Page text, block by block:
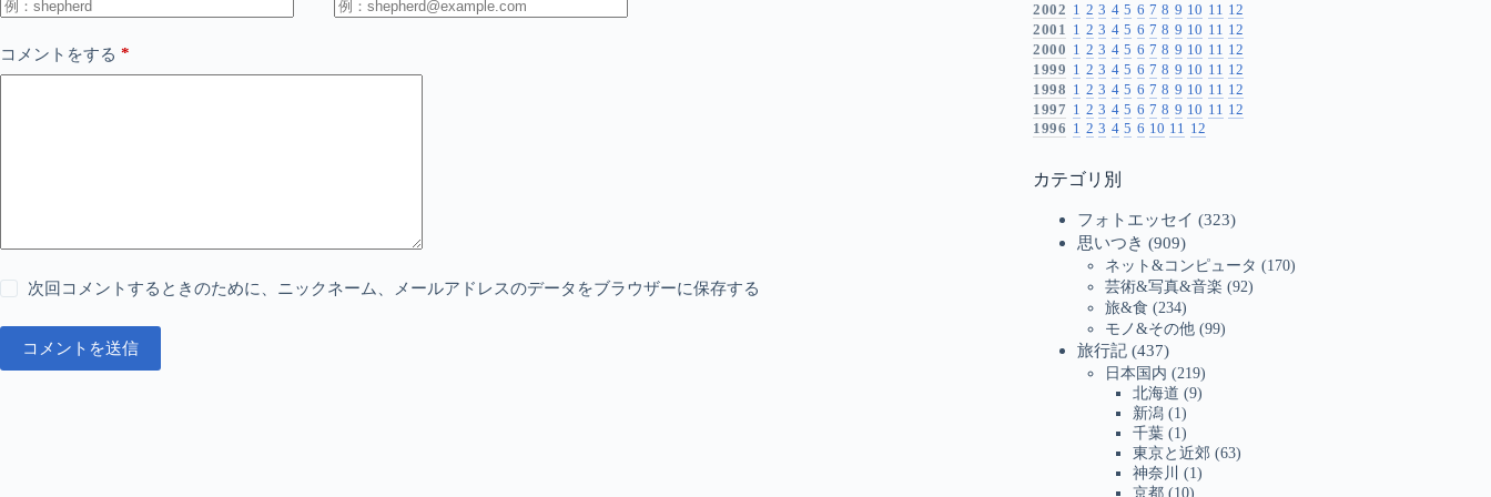
コメントをする *
次回コメントするときのために、ニックネーム、メールアドレスのデータをブラウザーに保存する
コメントを送信
2002 1 2 3 4 5 6 7 8 9 10 11 12
2001 1 2 3 4 5 6 7 8 9 10 11 12
2000 1 2 3 4 5 6 7 8 9 10 11 12
1999 1 2 3 4 5 6 7 8 9 10 11 12
1998 1 2 3 4 5 6 7 8 9 10 11 12
1997 1 2 3 4 5 6 7 8 9 10 11 12
1996 1 2 3 4 5 6 10 11 12
カテゴリ別
フォトエッセイ (323)
思いつき (909)
ネット&コンピュータ (170)
芸術&写真&音楽 (92)
旅&食 (234)
モノ&その他 (99)
旅行記 (437)
日本国内 (219)
北海道 (9)
新潟 (1)
千葉 (1)
東京と近郊 (63)
神奈川
(1)
京都 (10)